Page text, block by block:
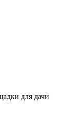
для дачи